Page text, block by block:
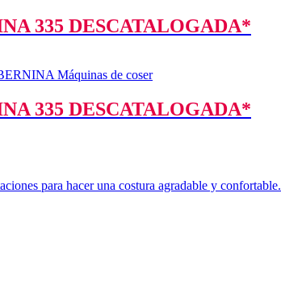
335 DESCATALOGADA*
Máquinas de coser
335 DESCATALOGADA*
para hacer una costura agradable y confortable.